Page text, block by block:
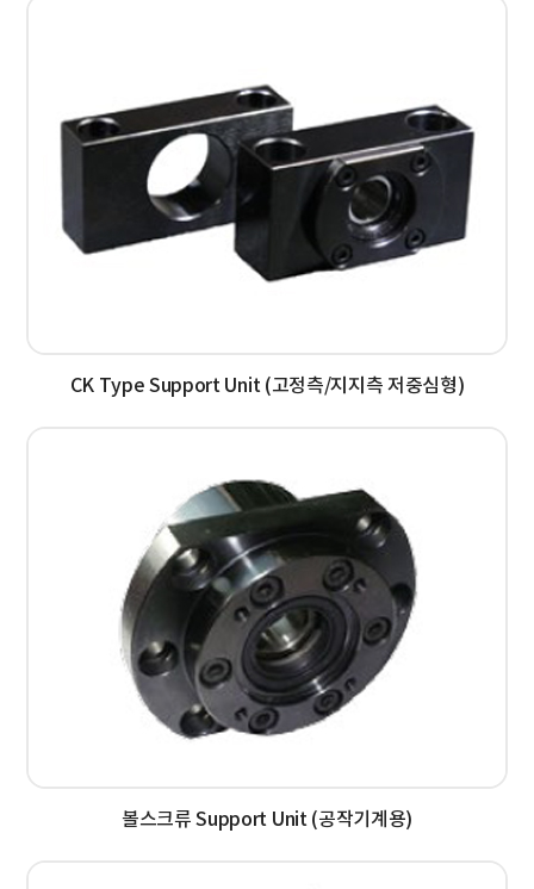
CK Type Support Unit (고정측/지지측 저중심형)
볼스크류 Support Unit (공작기계용)